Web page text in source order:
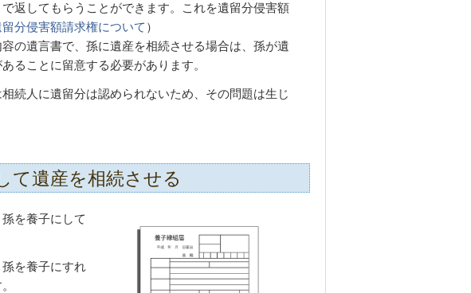
返してもらうことができます。これを遺留分侵害額
留分侵害額請求権について ）
の遺言書で、孫に遺産を相続させる場合は、孫が遺
ることに留意する必要があります。
続人に遺留分は認められないため、その問題は生じ
て遺産を相続させる
を養子にして
を養子にすれ